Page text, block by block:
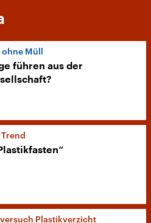
ohne Müll
führen aus der
Plastikverzicht